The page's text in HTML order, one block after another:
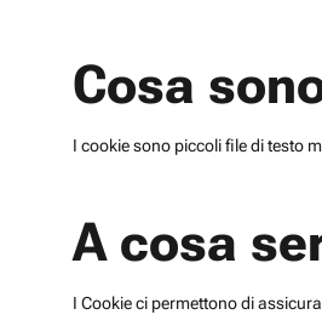
Cosa
I cookie sono piccoli file di testo
A cosa
I Cookie ci permettono di